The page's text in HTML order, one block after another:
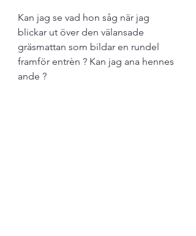
Kan jag se vad hon såg när jag
blickar ut över den välansade
gräsmattan som bildar en rundel
framför entrèn ? Kan jag ana hennes
ande ?